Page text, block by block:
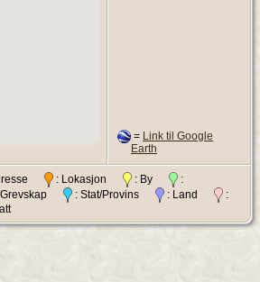
= Link til Google
Earth
: Lokasjon : By
:
Grevskap
: Stat/Provins : Land
: